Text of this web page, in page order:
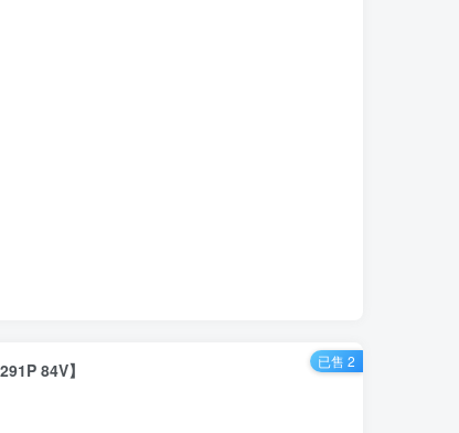
84V】 已售 2